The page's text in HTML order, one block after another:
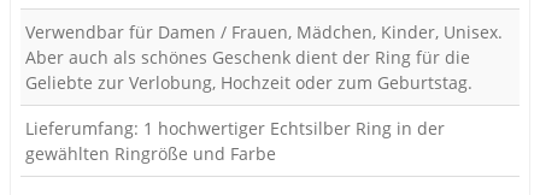
Verwendbar für Damen / Frauen, Mädchen, Kinder, Unisex.
Aber auch als schönes Geschenk dient der Ring für die
Geliebte zur Verlobung, Hochzeit oder zum Geburtstag.
Lieferumfang: 1 hochwertiger Echtsilber Ring in der
gewählten Ringröße und Farbe